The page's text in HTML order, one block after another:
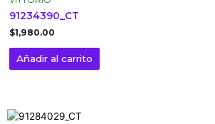
91234390_CT
$1,980.00
Añadir al carrito